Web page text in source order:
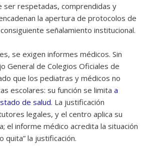
ser respetadas, comprendidas y
la apertura de protocolos de
señalamiento institucional.
se exigen informes médicos. Sin
General de Colegios Oficiales de
que los pediatras y médicos no
escolares: su función se limita a
de salud. La justificación
legales, y el centro aplica su
el informe médico acredita la situación
quita” la justificación.